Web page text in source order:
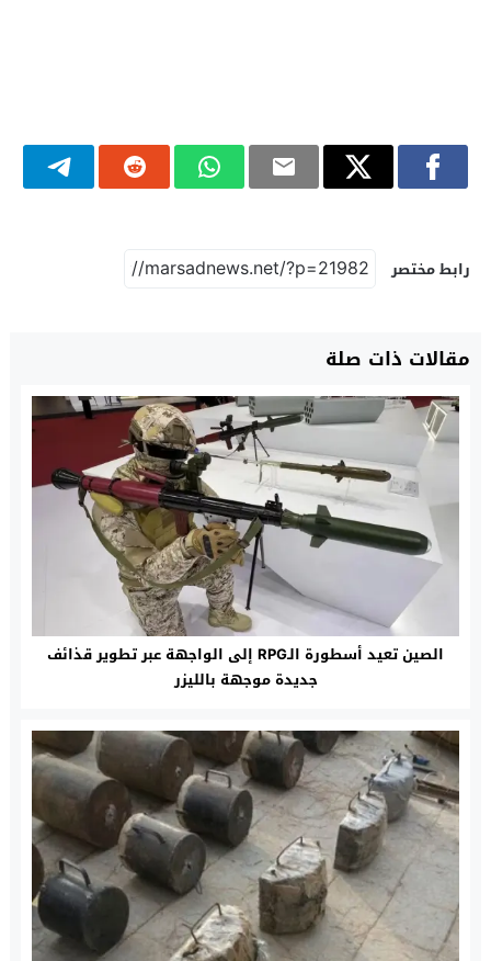
رابط مختصر
مقالات ذات صلة
الصين تعيد أسطورة الـRPG إلى الواجهة عبر تطوير قذائف
جديدة موجهة بالليزر